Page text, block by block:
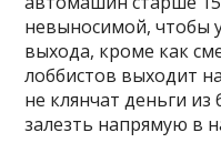
невыносимой, чтобы
выхода, кроме как
лоббистов выходит
не клянчат деньги
залезть напрямую в